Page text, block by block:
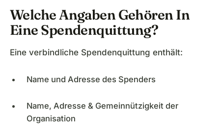
Welche Angaben Gehören In
Eine Spendenquittung?
Eine verbindliche Spendenquittung enthält:
Name und Adresse des Spenders
Name, Adresse & Gemeinnützigkeit der
Organisation